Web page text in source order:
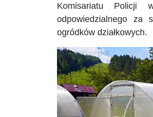
Komisariatu Policji
odpowiedzialnego za
ogródków działkowych.